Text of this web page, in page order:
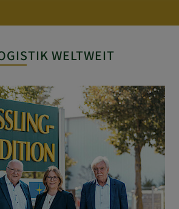
WELTWEIT